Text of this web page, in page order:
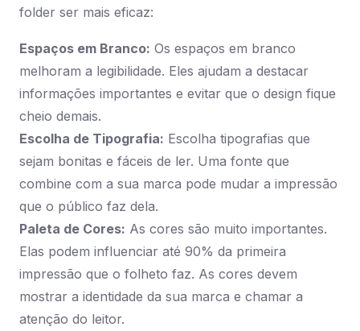
folder ser mais eficaz:
Espaços em Branco: Os espaços em branco
melhoram a legibilidade. Eles ajudam a destacar
informações importantes e evitar que o design fique
cheio demais.
Escolha de Tipografia: Escolha tipografias que
sejam bonitas e fáceis de ler. Uma fonte que
combine com a sua marca pode mudar a impressão
que o público faz dela.
Paleta de Cores: As cores são muito importantes.
Elas podem influenciar até 90% da primeira
impressão que o folheto faz. As cores devem
mostrar a identidade da sua marca e chamar a
atenção do leitor.